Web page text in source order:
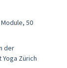
50
der
Yoga Zürich